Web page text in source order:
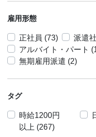
雇用形態
正社員 (73)
派遣
アルバイト・パート
無期雇用派遣 (2)
タグ
時給1200円
以上 (267)